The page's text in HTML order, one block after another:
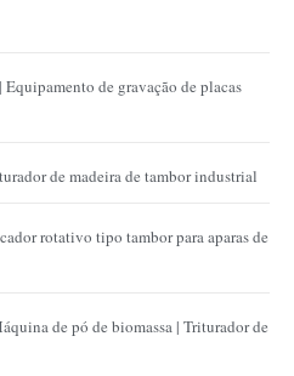
de gravação de placas
de madeira de tambor industrial
rotativo tipo tambor para aparas de
de pó de biomassa | Triturador de